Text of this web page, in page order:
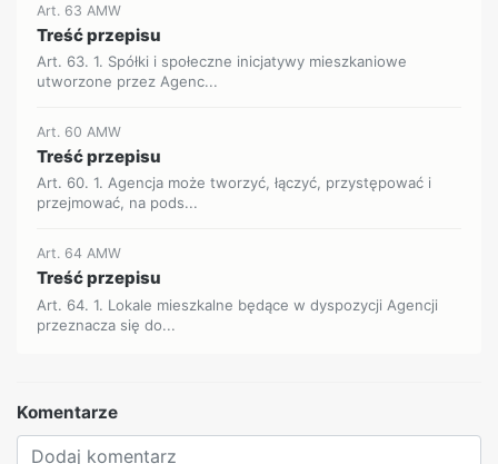
Art. 63 AMW
Treść przepisu
Art. 63. 1. Spółki i społeczne inicjatywy mieszkaniowe
utworzone przez Agenc...
Art. 60 AMW
Treść przepisu
Art. 60. 1. Agencja może tworzyć, łączyć, przystępować i
przejmować, na pods...
Art. 64 AMW
Treść przepisu
Art. 64. 1. Lokale mieszkalne będące w dyspozycji Agencji
przeznacza się do...
Komentarze